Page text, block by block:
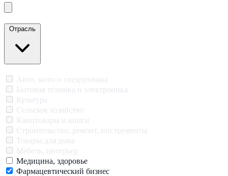
Отрасль
Авто, мото и спецтехника
Бытовая техника и электроника
Культура
Сельское хозяйство
Канцтовары и книги
Строительство, ремонт, инструменты
Товары для дома
Мебель, интерьер
Медицина, здоровье
Фармацевтический бизнес